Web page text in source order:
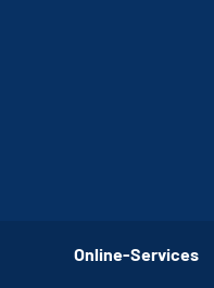
Online-Services